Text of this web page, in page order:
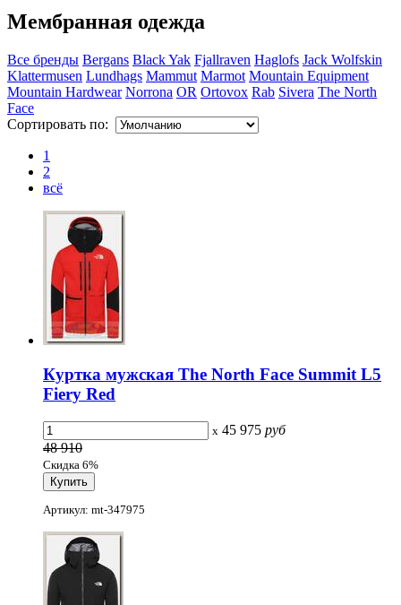
Мембранная одежда
Все бренды Bergans Black Yak Fjallraven Haglofs Jack Wolfskin
Klattermusen Lundhags Mammut Marmot Mountain Equipment
Mountain Hardwear Norrona OR Ortovox Rab Sivera The North
Face
Сортировать по:
1
2
всё
Куртка мужская The North Face Summit L5
Fiery Red
x 45 975 руб
48 910
Скидка 6%
Артикул: mt-347975